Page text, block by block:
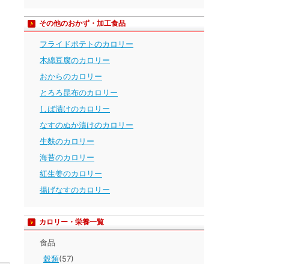
その他のおかず・加工食品
フライドポテトのカロリー
木綿豆腐のカロリー
おからのカロリー
とろろ昆布のカロリー
しば漬けのカロリー
なすのぬか漬けのカロリー
生麩のカロリー
海苔のカロリー
紅生姜のカロリー
揚げなすのカロリー
カロリー・栄養一覧
食品
穀類(57)